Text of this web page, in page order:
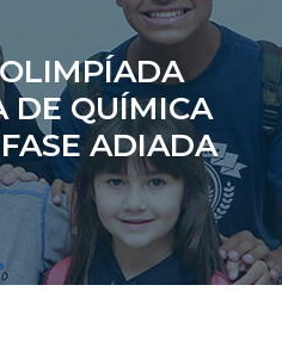
DE QUÍMICA
ADIADA